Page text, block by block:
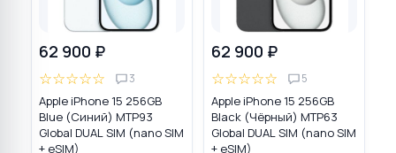
62 900 ₽
☆☆☆☆☆ 3
Apple iPhone 15 256GB
Blue (Синий) MTP93
Global DUAL SIM (nano SIM
+ eSIM)
62 900 ₽
☆☆☆☆☆ 5
Apple iPhone 15 256GB
Black (Чёрный) MTP63
Global DUAL SIM (nano SIM
+ eSIM)